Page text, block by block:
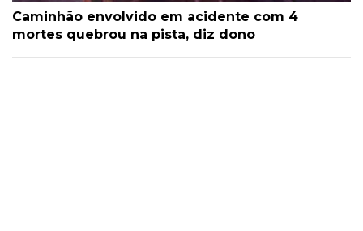
Caminhão envolvido em acidente com 4
mortes quebrou na pista, diz dono